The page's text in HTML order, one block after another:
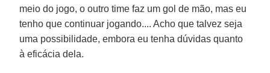
meio do jogo, o outro time faz um gol de mão, mas eu
tenho que continuar jogando.... Acho que talvez seja
uma possibilidade, embora eu tenha dúvidas quanto
à eficácia dela.